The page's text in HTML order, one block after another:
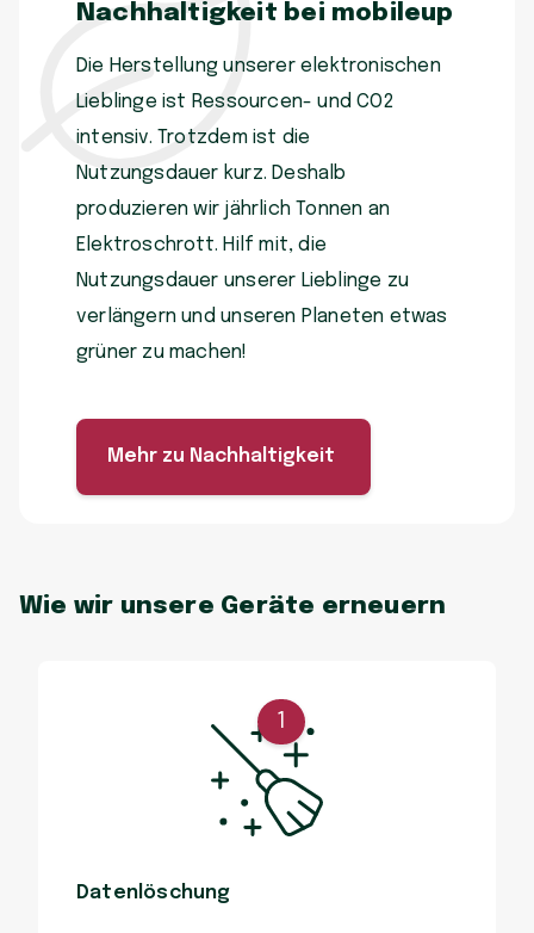
Nachhaltigkeit bei mobileup
Die Herstellung unserer elektronischen
Lieblinge ist Ressourcen- und CO2
intensiv. Trotzdem ist die
Nutzungsdauer kurz. Deshalb
produzieren wir jährlich Tonnen an
Elektroschrott. Hilf mit, die
Nutzungsdauer unserer Lieblinge zu
verlängern und unseren Planeten etwas
grüner zu machen!
Mehr zu Nachhaltigkeit
Wie wir unsere Geräte erneuern
Datenlöschung